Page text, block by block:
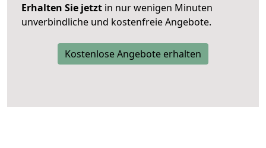
Erhalten Sie jetzt in nur wenigen Minuten
unverbindliche und kostenfreie Angebote.
Kostenlose Angebote erhalten